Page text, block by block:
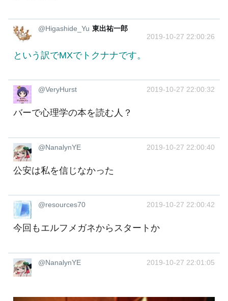
@Higashide_Yu 東出祐一郎
2019-10-27 22:00:26
という訳でMXでトクナナです。
@VeryHurst 2019-10-27 22:00:32
バーで心理学の本を読む人？
@NanalynYE 2019-10-27 22:00:40
公安は私を信じなかった ‍
@resources70 2019-10-27 22:00:42
今回もエルフメガネからスタートか
@NanalynYE 2019-10-27 22:01:05